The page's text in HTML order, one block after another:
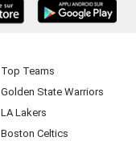
Top Teams
Golden State Warriors
LA Lakers
Boston Celtics